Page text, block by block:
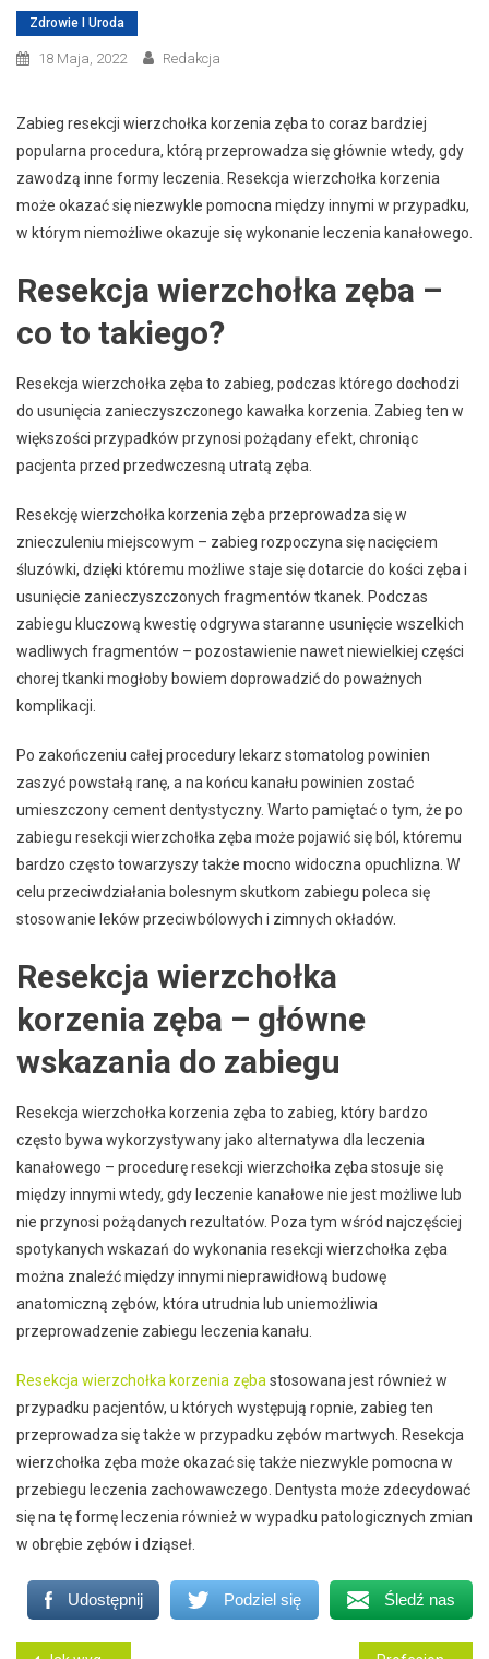
Zdrowie I Uroda
18 Maja, 2022 Redakcja
Zabieg resekcji wierzchołka korzenia zęba to coraz bardziej
popularna procedura, którą przeprowadza się głównie wtedy, gdy
zawodzą inne formy leczenia. Resekcja wierzchołka korzenia
może okazać się niezwykle pomocna między innymi w przypadku,
w którym niemożliwe okazuje się wykonanie leczenia kanałowego.
Resekcja wierzchołka zęba –
co to takiego?
Resekcja wierzchołka zęba to zabieg, podczas którego dochodzi
do usunięcia zanieczyszczonego kawałka korzenia. Zabieg ten w
większości przypadków przynosi pożądany efekt, chroniąc
pacjenta przed przedwczesną utratą zęba.
Resekcję wierzchołka korzenia zęba przeprowadza się w
znieczuleniu miejscowym – zabieg rozpoczyna się nacięciem
śluzówki, dzięki któremu możliwe staje się dotarcie do kości zęba i
usunięcie zanieczyszczonych fragmentów tkanek. Podczas
zabiegu kluczową kwestię odgrywa staranne usunięcie wszelkich
wadliwych fragmentów – pozostawienie nawet niewielkiej części
chorej tkanki mogłoby bowiem doprowadzić do poważnych
komplikacji.
Po zakończeniu całej procedury lekarz stomatolog powinien
zaszyć powstałą ranę, a na końcu kanału powinien zostać
umieszczony cement dentystyczny. Warto pamiętać o tym, że po
zabiegu resekcji wierzchołka zęba może pojawić się ból, któremu
bardzo często towarzyszy także mocno widoczna opuchlizna. W
celu przeciwdziałania bolesnym skutkom zabiegu poleca się
stosowanie leków przeciwbólowych i zimnych okładów.
Resekcja wierzchołka
korzenia zęba – główne
wskazania do zabiegu
Resekcja wierzchołka korzenia zęba to zabieg, który bardzo
często bywa wykorzystywany jako alternatywa dla leczenia
kanałowego – procedurę resekcji wierzchołka zęba stosuje się
między innymi wtedy, gdy leczenie kanałowe nie jest możliwe lub
nie przynosi pożądanych rezultatów. Poza tym wśród najczęściej
spotykanych wskazań do wykonania resekcji wierzchołka zęba
można znaleźć między innymi nieprawidłową budowę
anatomiczną zębów, która utrudnia lub uniemożliwia
przeprowadzenie zabiegu leczenia kanału.
Resekcja wierzchołka korzenia zęba stosowana jest również w
przypadku pacjentów, u których występują ropnie, zabieg ten
przeprowadza się także w przypadku zębów martwych. Resekcja
wierzchołka zęba może okazać się także niezwykle pomocna w
przebiegu leczenia zachowawczego. Dentysta może zdecydować
się na tę formę leczenia również w wypadku patologicznych zmian
w obrębie zębów i dziąseł.
Udostępnij Podziel się Śledź nas